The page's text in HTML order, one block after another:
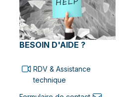
BESOIN D'AIDE ?
RDV & Assistance
technique